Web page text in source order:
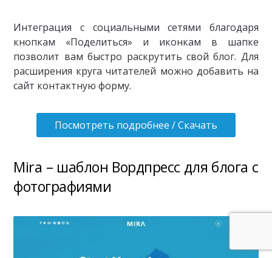
Интеграция с социальными сетями благодаря
кнопкам «Поделиться» и иконкам в шапке
позволит вам быстро раскрутить свой блог. Для
расширения круга читателей можно добавить на
сайт контактную форму.
Посмотреть подробнее / Скачать
Mira – шаблон Вордпресс для блога с
фотографиями